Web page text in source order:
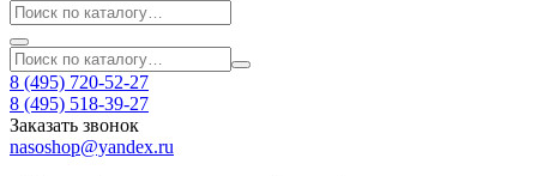
8 (495) 720-52-27
8 (495) 518-39-27
Заказать звонок
nasoshop@yandex.ru